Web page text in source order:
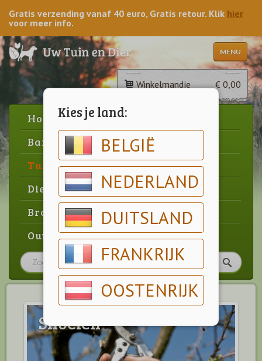
Kies je land:
BELGIË
NEDERLAND
DUITSLAND
FRANKRIJK
OOSTENRIJK
Gratis verzending vanaf 40 euro, Gratis retour. Klik hier
voor meer info.
MENU
Winkelmandje € 0,00
Home
Barbecue
Tuin
Dier
Brood & gebak
Outlet
Snoeien